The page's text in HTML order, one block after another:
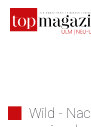
Inhalt
springen
Wild -